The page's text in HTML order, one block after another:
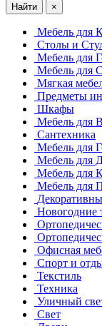
Найти ×
Мебель для
Столы и
Мебель для
Мебель для
Мягкая
Предметы
Шкафы
Мебель для
Сантехника
Мебель для
Мебель для
Мебель для
Мебель для
Новогодние
Офисная
Спорт и
Текстиль
Техника
Уличный
Свет